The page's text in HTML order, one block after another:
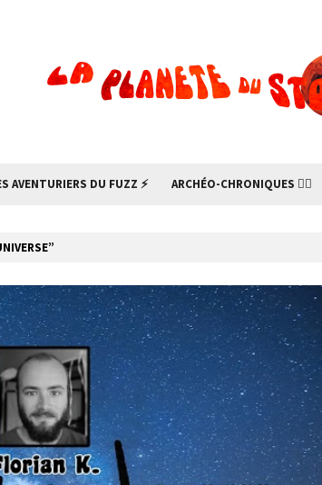
AVENTURIERS DU FUZZ ⚡ ARCHÉO-CHRONIQUES 🧙‍♂